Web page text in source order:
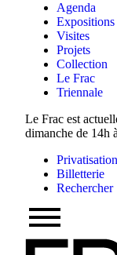
Agenda
Expositions
Visites
Projets
Collection
Le Frac
Triennale
Le Frac est
dimanche de 14h
Privatisation
Billetterie
Rechercher